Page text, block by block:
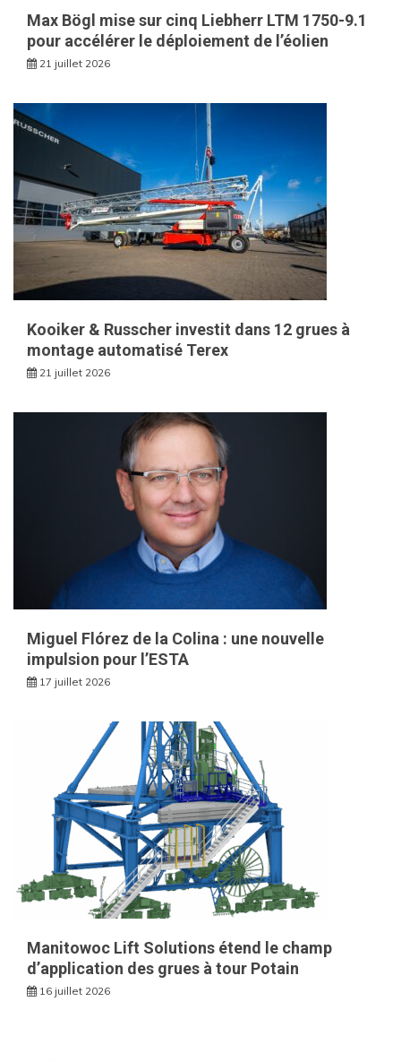
Max Bögl mise sur cinq Liebherr LTM 1750-9.1
pour accélérer le déploiement de l’éolien
21 juillet 2026
Kooiker & Russcher investit dans 12 grues à
montage automatisé Terex
21 juillet 2026
Miguel Flórez de la Colina : une nouvelle
impulsion pour l’ESTA
17 juillet 2026
Manitowoc Lift Solutions étend le champ
d’application des grues à tour Potain
16 juillet 2026